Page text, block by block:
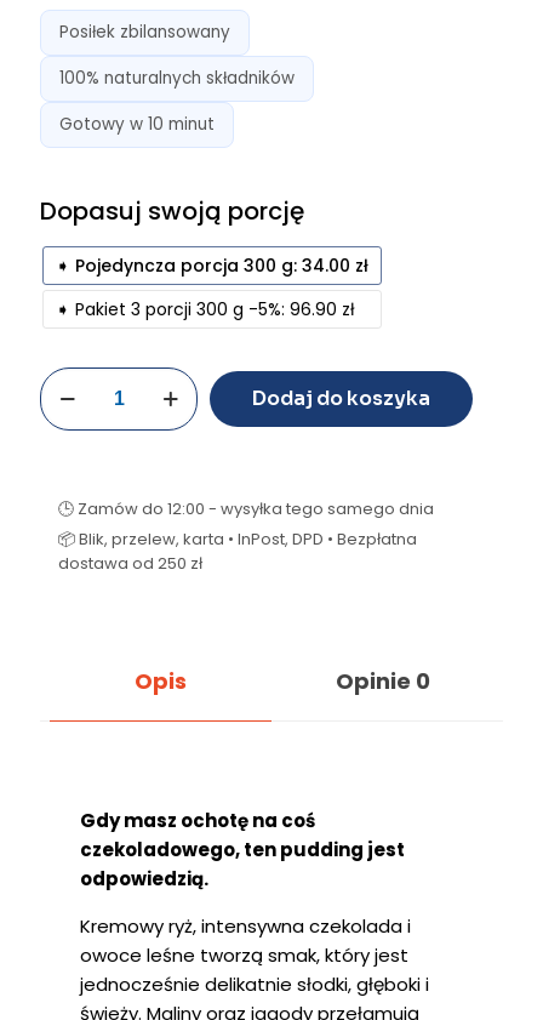
Posiłek zbilansowany
100% naturalnych składników
Gotowy w 10 minut
➧ Pakiet 3 porcji 300 g -5%: 96.90 zł
➧ Pojedyncza porcja 300 g: 34.00 zł
Dodaj do koszyka
🕒 Zamów do 12:00 - wysyłka tego samego dnia
📦 Blik, przelew, karta • InPost, DPD • Bezpłatna
dostawa od 250 zł
Opis Opinie 0
Gdy masz ochotę na coś
czekoladowego, ten pudding jest
odpowiedzią.
Kremowy ryż, intensywna czekolada i
owoce leśne tworzą smak, który jest
jednocześnie delikatnie słodki, głęboki i
świeży. Maliny oraz jagody przełamują